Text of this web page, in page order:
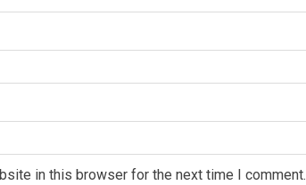
in this browser for the next time I comment.